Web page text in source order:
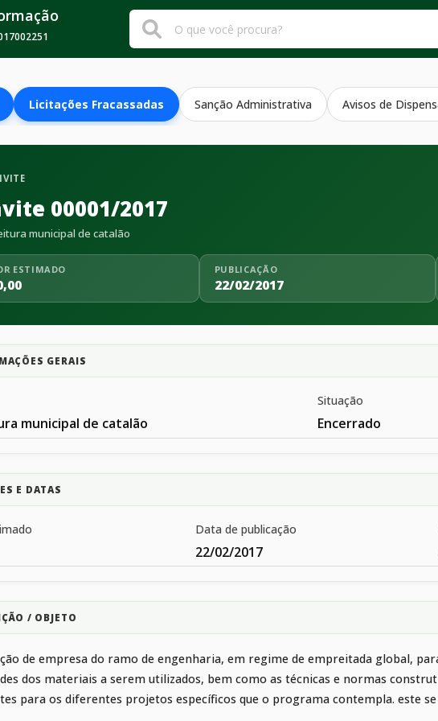
Licitações Fracassadas Sanção Administrativa Avisos de
00001/2017
municipal de catalão
ESTIMADO PUBLICAÇÃO
22/02/2017
GERAIS
municipal de catalão
Situação
Encerrado
E DATAS
Data de publicação
22/02/2017
/ OBJETO
de empresa do ramo de engenharia, em regime de empreitada global,
dos materiais a serem utilizados, bem como as técnicas e normas
para os diferentes projetos específicos que o programa contempla. este